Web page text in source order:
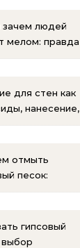
зачем людей
мелом: правда
для стен как
нанесение,
отмыть
песок:
гипсовый
выбор